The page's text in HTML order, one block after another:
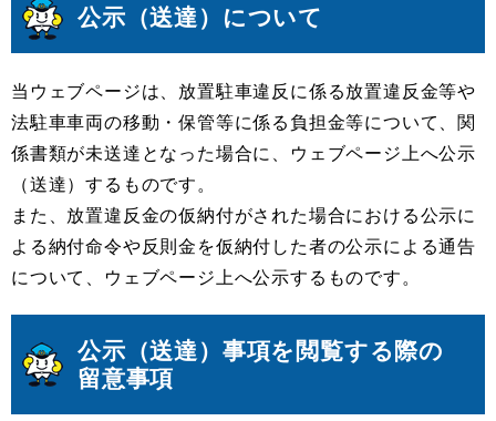
へ
本
公示（送達）について
当ウェブページは、放置駐車違反に係る放置違反金等や
法駐車車両の移動・保管等に係る負担金等について、関
係書類が未送達となった場合に、ウェブページ上へ公示
（送達）するものです。
また、放置違反金の仮納付がされた場合における公示に
よる納付命令や反則金を仮納付した者の公示による通告
について、ウェブページ上へ公示するものです。
公示（送達）事項を閲覧する際の
留意事項